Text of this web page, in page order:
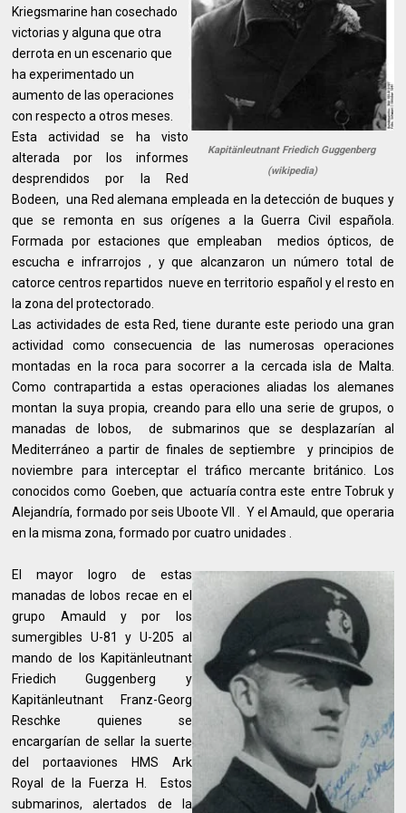
Kapitänleutnant Friedich Guggenberg
(wikipedia)
Kriegsmarine han cosechado
victorias y alguna que otra
derrota en un escenario que
ha experimentado un
aumento de las operaciones
con respecto a otros meses.
Esta actividad se ha visto
alterada por los informes
desprendidos por la Red
Bodeen, una Red alemana empleada en la detección de buques y
que se remonta en sus orígenes a la Guerra Civil española.
Formada por estaciones que empleaban medios ópticos, de
escucha e infrarrojos , y que alcanzaron un número total de
catorce centros repartidos nueve en territorio español y el resto en
la zona del protectorado.
Las actividades de esta Red, tiene durante este periodo una gran
actividad como consecuencia de las numerosas operaciones
montadas en la roca para socorrer a la cercada isla de Malta.
Como contrapartida a estas operaciones aliadas los alemanes
montan la suya propia, creando para ello una serie de grupos, o
manadas de lobos, de submarinos que se desplazarían al
Mediterráneo a partir de finales de septiembre y principios de
noviembre para interceptar el tráfico mercante británico. Los
conocidos como Goeben, que actuaría contra este entre Tobruk y
Alejandría, formado por seis Uboote VII . Y el Amauld, que operaria
en la misma zona, formado por cuatro unidades .
El mayor logro de estas
manadas de lobos recae en el
grupo Amauld y por los
sumergibles U-81 y U-205 al
mando de los Kapitänleutnant
Friedich Guggenberg y
Kapitänleutnant Franz-Georg
Reschke quienes se
encargarían de sellar la suerte
del portaaviones HMS Ark
Royal de la Fuerza H. Estos
submarinos, alertados de la